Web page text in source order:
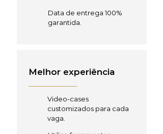
Data de entrega 100%
garantida.
Melhor experiência
Video-cases
customizados para cada
vaga.